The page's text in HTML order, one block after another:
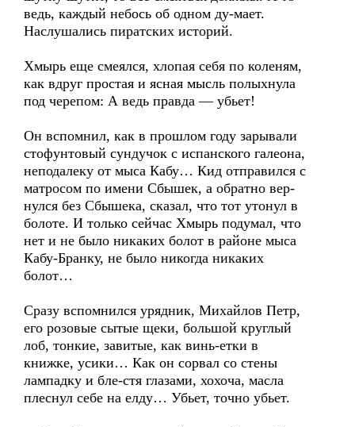
ведь, каждый небось об одном ду-мает.
Наслушались пиратских историй.
Хмырь еще смеялся, хлопая себя по коленям,
как вдруг простая и ясная мысль полыхнула
под черепом: А ведь правда — убьет!
Он вспомнил, как в прошлом году зарывали
стофунтовый сундучок с испанского галеона,
неподалеку от мыса Кабу… Кид отправился с
матросом по имени Сбышек, а обратно вер-
нулся без Сбышека, сказал, что тот утонул в
болоте. И только сейчас Хмырь подумал, что
нет и не было никаких болот в районе мыса
Кабу-Бранку, не было никогда никаких
болот…
Сразу вспомнился урядник, Михайлов Петр,
его розовые сытые щеки, большой круглый
лоб, тонкие, завитые, как винь-етки в
книжке, усики… Как он сорвал со стены
лампадку и бле-стя глазами, хохоча, масла
плеснул себе на елду… Убьет, точно убьет.